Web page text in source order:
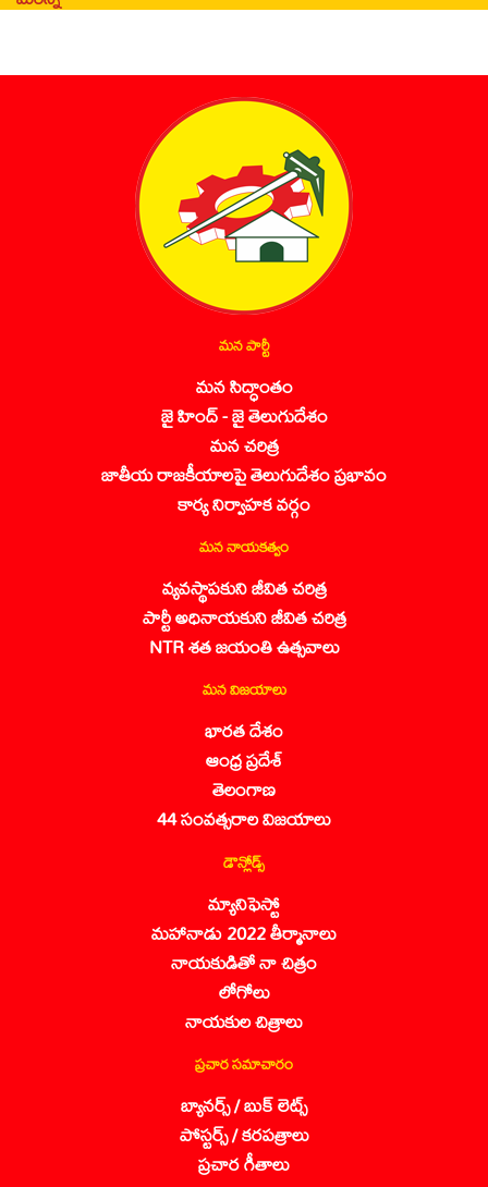
మన పార్టీ
మన సిద్ధాంతం
జై హింద్ - జై తెలుగుదేశం
మన చరిత్ర
జాతీయ రాజకీయాలపై తెలుగుదేశం ప్రభావం
కార్య నిర్వాహక వర్గం
మన నాయకత్వం
వ్యవస్థాపకుని జీవిత చరిత్ర
పార్టీ అధినాయకుని జీవిత చరిత్ర
NTR శత జయంతి ఉత్సవాలు
మన విజయాలు
భారత దేశం
ఆంధ్ర ప్రదేశ్
తెలంగాణ
44 సంవత్సరాల విజయాలు
డౌన్లోడ్స్
మ్యానిఫెస్టో
మహానాడు 2022 తీర్మానాలు
నాయకుడితో నా చిత్రం
లోగోలు
నాయకుల చిత్రాలు
ప్రచార సమాచారం
బ్యానర్స్ / బుక్ లెట్స్
పోస్టర్స్ / కరపత్రాలు
ప్రచార గీతాలు